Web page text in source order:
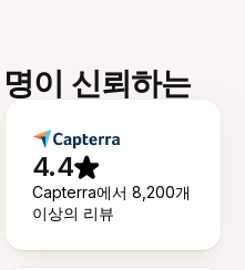
이 신뢰하는
4.4
Capterra에서 8,200개
이상의 리뷰